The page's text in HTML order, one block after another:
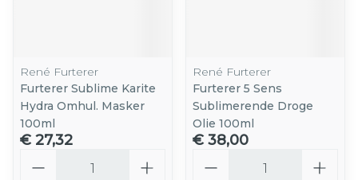
René Furterer
Furterer Sublime Karite
Hydra Omhul. Masker
100ml
€ 27,32
René Furterer
Furterer 5 Sens
Sublimerende Droge
Olie 100ml
€ 38,00